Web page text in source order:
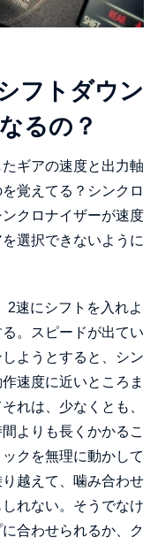
フトダウン
るの？
ギアの速度と出力軸
覚えてる？シンクロ
クロナイザーが速度
選択できないように
2速にシフトを入れよ
。スピードが出てい
ようとすると、シン
速度に近いところま
れは、少なくとも、
よりも長くかかるこ
クを無理に動かして
越えて、噛み合わせ
れない。そうでなけ
合わせられるか、ク